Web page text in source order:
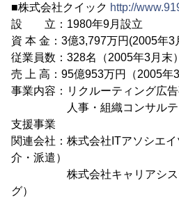
■株式会社クイック http://
設 立：1980年9月設立
資 本 金：3億3,797万円(2005年3
従業員数：328名（2005年3月末）
売 上 高：95億953万円（2005年3
事業内容：リクルーティング広
人事・組織コンサルティ
支援事業
関連会社：株式会社ITアソシエ
介・派遣）
株式会社キャリアシステ
グ）